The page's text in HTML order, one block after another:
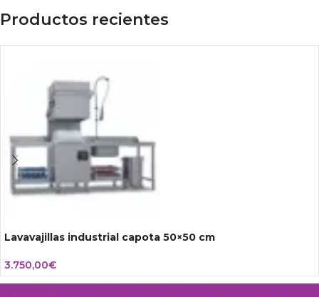
Productos recientes
Lavavajillas industrial capota 50×50 cm
3.750,00€